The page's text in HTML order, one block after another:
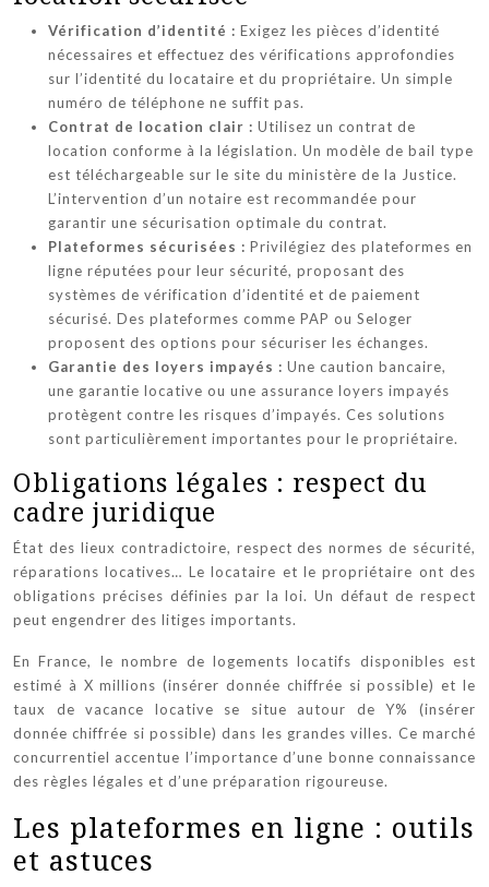
Vérification d’identité : Exigez les pièces d’identité
nécessaires et effectuez des vérifications approfondies
sur l’identité du locataire et du propriétaire. Un simple
numéro de téléphone ne suffit pas.
Contrat de location clair : Utilisez un contrat de
location conforme à la législation. Un modèle de bail type
est téléchargeable sur le site du ministère de la Justice.
L’intervention d’un notaire est recommandée pour
garantir une sécurisation optimale du contrat.
Plateformes sécurisées : Privilégiez des plateformes en
ligne réputées pour leur sécurité, proposant des
systèmes de vérification d’identité et de paiement
sécurisé. Des plateformes comme PAP ou Seloger
proposent des options pour sécuriser les échanges.
Garantie des loyers impayés : Une caution bancaire,
une garantie locative ou une assurance loyers impayés
protègent contre les risques d’impayés. Ces solutions
sont particulièrement importantes pour le propriétaire.
Obligations légales : respect du
cadre juridique
État des lieux contradictoire, respect des normes de sécurité,
réparations locatives… Le locataire et le propriétaire ont des
obligations précises définies par la loi. Un défaut de respect
peut engendrer des litiges importants.
En France, le nombre de logements locatifs disponibles est
estimé à X millions (insérer donnée chiffrée si possible) et le
taux de vacance locative se situe autour de Y% (insérer
donnée chiffrée si possible) dans les grandes villes. Ce marché
concurrentiel accentue l’importance d’une bonne connaissance
des règles légales et d’une préparation rigoureuse.
Les plateformes en ligne : outils
et astuces